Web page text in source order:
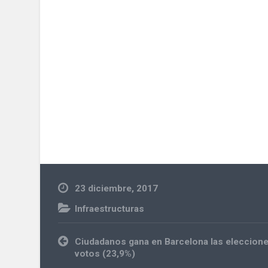
23 diciembre, 2017
Infraestructuras
Navegación
de
Ciudadanos gana en Barcelona las
votos (23,9%)